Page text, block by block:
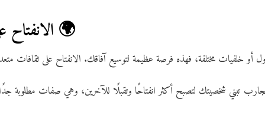
7. الانفتاح على الثقافات والتنوع 🌍
خلفيات مختلفة، فهذه فرصة عظيمة لتوسيع آفاقك. الانفتاح على ثقافات